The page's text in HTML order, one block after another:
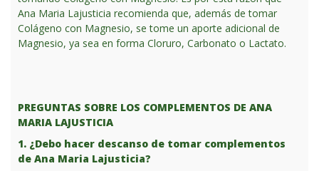
Ana Maria Lajusticia recomienda que, además de tomar
Colágeno con Magnesio, se tome un aporte adicional de
Magnesio, ya sea en forma Cloruro, Carbonato o Lactato.
PREGUNTAS SOBRE LOS COMPLEMENTOS DE ANA
MARIA LAJUSTICIA
1. ¿Debo hacer descanso de tomar complementos
de Ana Maria Lajusticia?